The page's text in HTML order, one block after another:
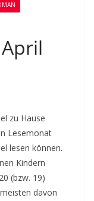
zu Hause
Lesemonat
lesen können.
Kindern
(bzw. 19)
davon